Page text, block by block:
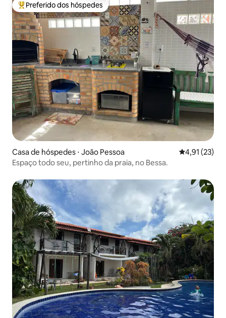
Entre os melhores preferidos dos hóspedes
Preferido dos hóspedes
Casa de hóspedes ⋅ João Pessoa 4,91 de uma
4,91 (23)
Espaço todo seu, pertinho da praia, no Bessa.